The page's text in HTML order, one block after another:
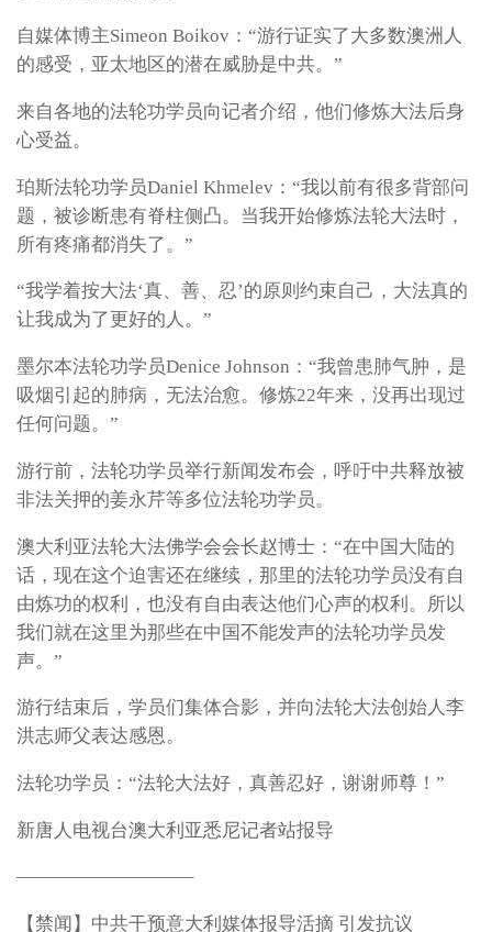
自媒体博主Simeon Boikov：“游行证实了大多数澳洲人
的感受，亚太地区的潜在威胁是中共。”
来自各地的法轮功学员向记者介绍，他们修炼大法后身
心受益。
珀斯法轮功学员Daniel Khmelev：“我以前有很多背部问
题，被诊断患有脊柱侧凸。当我开始修炼法轮大法时，
所有疼痛都消失了。”
“我学着按大法‘真、善、忍’的原则约束自己，大法真的
让我成为了更好的人。”
墨尔本法轮功学员Denice Johnson：“我曾患肺气肿，是
吸烟引起的肺病，无法治愈。修炼22年来，没再出现过
任何问题。”
游行前，法轮功学员举行新闻发布会，呼吁中共释放被
非法关押的姜永芹等多位法轮功学员。
澳大利亚法轮大法佛学会会长赵博士：“在中国大陆的
话，现在这个迫害还在继续，那里的法轮功学员没有自
由炼功的权利，也没有自由表达他们心声的权利。所以
我们就在这里为那些在中国不能发声的法轮功学员发
声。”
游行结束后，学员们集体合影，并向法轮大法创始人李
洪志师父表达感恩。
法轮功学员：“法轮大法好，真善忍好，谢谢师尊！”
新唐人电视台澳大利亚悉尼记者站报导
—————————–
【禁闻】中共干预意大利媒体报导活摘 引发抗议